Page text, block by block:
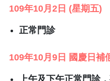
109年10月2日 (星期五)
正常門診
109年10月9日 國慶日補
上午及下午正常門診，